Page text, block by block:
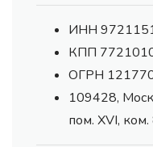
ИНН
КПП
ОГРН
109428,
пом. XVI, ком.